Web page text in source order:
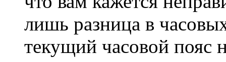
лишь разница в
текущий часовой пояс